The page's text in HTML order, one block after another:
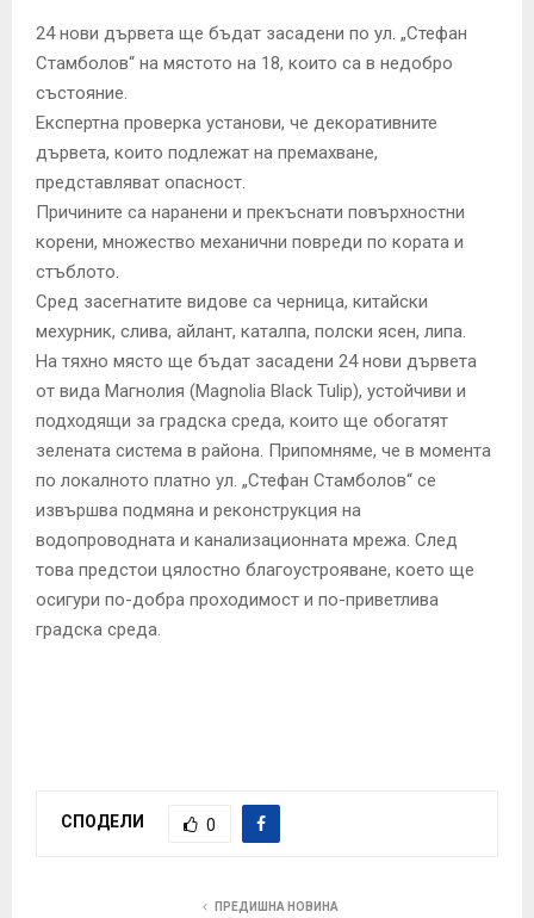
24 нови дървета ще бъдат засадени по ул. „Стефан
Стамболов“ на мястото на 18, които са в недобро
състояние.
Експертна проверка установи, че декоративните
дървета, които подлежат на премахване,
представляват опасност.
Причините са наранени и прекъснати повърхностни
корени, множество механични повреди по кората и
стъблото.
Сред засегнатите видове са черница, китайски
мехурник, слива, айлант, каталпа, полски ясен, липа.
На тяхно място ще бъдат засадени 24 нови дървета
от вида Магнолия (Magnolia Black Tulip), устойчиви и
подходящи за градска среда, които ще обогатят
зелената система в района. Припомняме, че в момента
по локалното платно ул. „Стефан Стамболов“ се
извършва подмяна и реконструкция на
водопроводната и канализационната мрежа. След
това предстои цялостно благоустрояване, което ще
осигури по-добра проходимост и по-приветлива
градска среда.
СПОДЕЛИ 0
ПРЕДИШНА НОВИНА